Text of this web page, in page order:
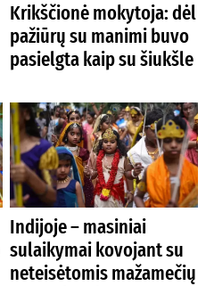
Krikščionė mokytoja: dėl
pažiūrų su manimi buvo
pasielgta kaip su šiukšle
Indijoje – masiniai
sulaikymai kovojant su
neteisėtomis mažamečių